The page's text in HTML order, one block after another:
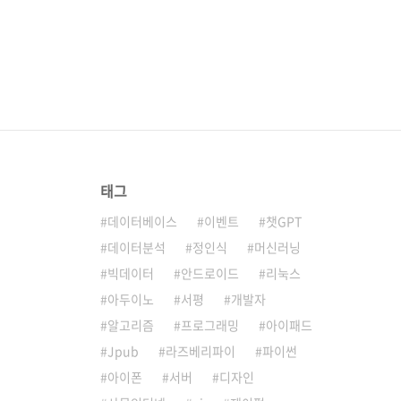
태그
데이터베이스 이벤트
챗GPT
데이터분석
정인식
머신러닝
빅데이터
안드로이드
리눅스
아두이노
서평
개발자
알고리즘
프로그래밍
아이패드
Jpub
라즈베리파이
파이썬
아이폰
서버
디자인